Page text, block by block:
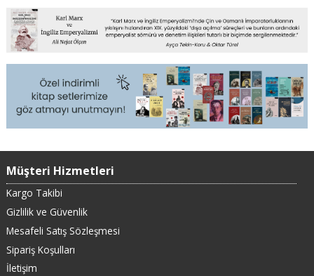
Müşteri Hizmetleri
Kargo Takibi
Gizlilik ve Güvenlik
Mesafeli Satış Sözleşmesi
Sipariş Koşulları
İletişim